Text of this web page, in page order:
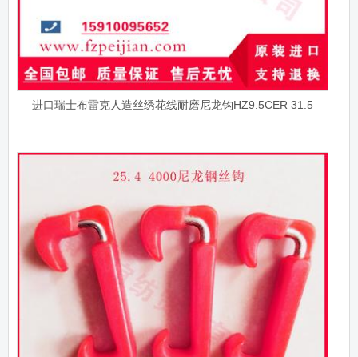
进口瑞士布雷克人造丝绣花线耐磨尼龙钩HZ9.5CER 31.5